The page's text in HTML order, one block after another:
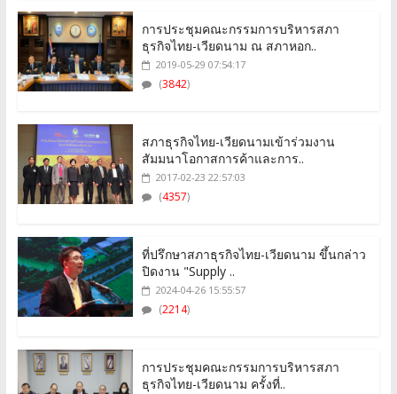
การประชุมคณะกรรมการบริหารสภา
ธุรกิจไทย-เวียดนาม ณ สภาหอก..
2019-05-29 07:54:17
(3842)
สภาธุรกิจไทย-เวียดนามเข้าร่วมงาน
สัมมนาโอกาสการค้าและการ..
2017-02-23 22:57:03
(4357)
ที่ปรึกษาสภาธุรกิจไทย-เวียดนาม ขึ้นกล่าว
ปิดงาน "Supply ..
2024-04-26 15:55:57
(2214)
การประชุมคณะกรรมการบริหารสภา
ธุรกิจไทย-เวียดนาม ครั้งที่..